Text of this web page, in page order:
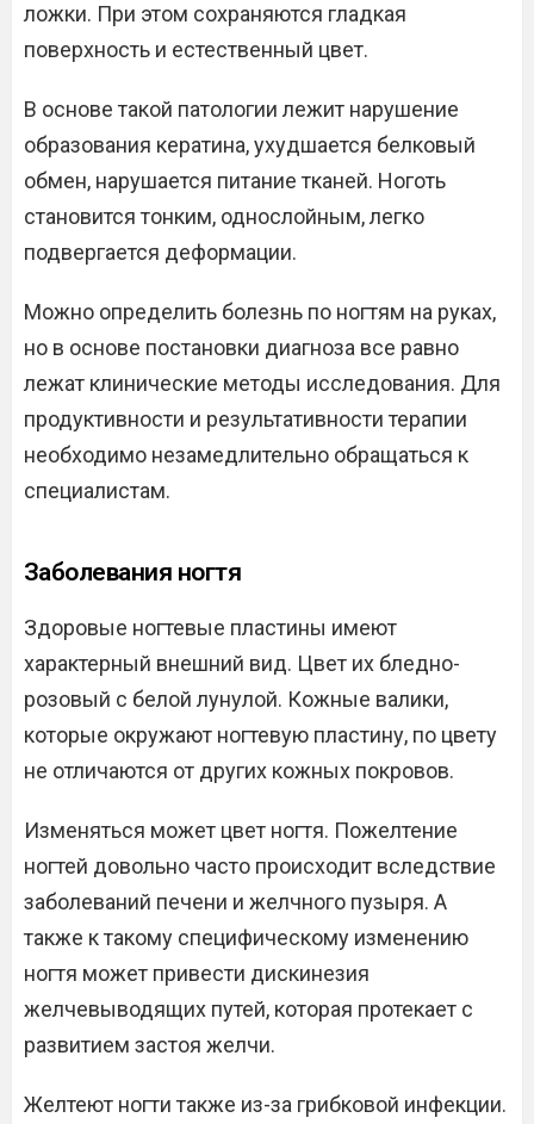
ложки. При этом сохраняются гладкая
поверхность и естественный цвет.
В основе такой патологии лежит нарушение
образования кератина, ухудшается белковый
обмен, нарушается питание тканей. Ноготь
становится тонким, однослойным, легко
подвергается деформации.
Можно определить болезнь по ногтям на руках,
но в основе постановки диагноза все равно
лежат клинические методы исследования. Для
продуктивности и результативности терапии
необходимо незамедлительно обращаться к
специалистам.
Заболевания ногтя
Здоровые ногтевые пластины имеют
характерный внешний вид. Цвет их бледно-
розовый с белой лунулой. Кожные валики,
которые окружают ногтевую пластину, по цвету
не отличаются от других кожных покровов.
Изменяться может цвет ногтя. Пожелтение
ногтей довольно часто происходит вследствие
заболеваний печени и желчного пузыря. А
также к такому специфическому изменению
ногтя может привести дискинезия
желчевыводящих путей, которая протекает с
развитием застоя желчи.
Желтеют ногти также из-за грибковой инфекции.